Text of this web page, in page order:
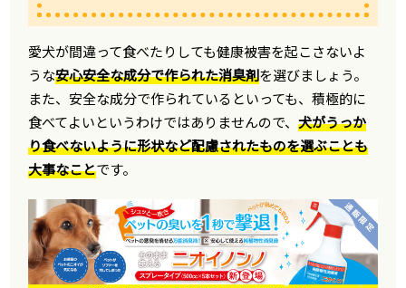
愛犬が間違って食べたりしても健康被害を起こさないよ
うな安心安全な成分で作られた消臭剤を選びましょう。
また、安全な成分で作られているといっても、積極的に
食べてよいというわけではありませんので、犬がうっか
り食べないように形状など配慮されたものを選ぶことも
大事なことです。